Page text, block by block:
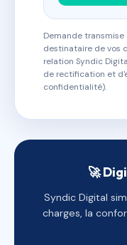
Demande
destinataire de vos
relation Syndic
de rectification et
confidentialité).
🚀
Syndic Digital
charges, la